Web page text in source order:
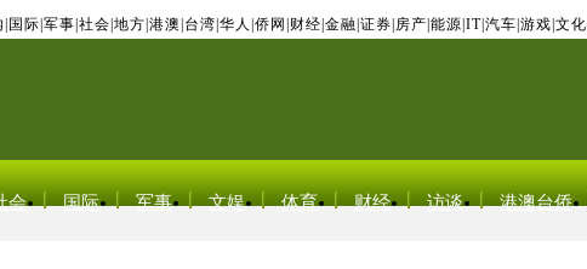
国际 军事 社会 地方 港澳 台湾 华人 侨网 财经 金融 证券 房产 能源 IT| 汽车 游戏 文化
会 国际 军事 文娱 体育 财经 访谈 港澳台侨